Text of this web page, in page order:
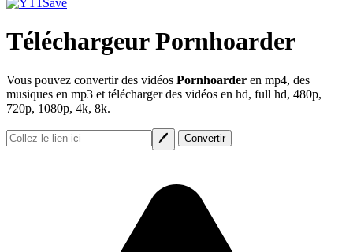
Téléchargeur Pornhoarder
Vous pouvez convertir des vidéos Pornhoarder en mp4, des
musiques en mp3 et télécharger des vidéos en hd, full hd, 480p,
720p, 1080p, 4k, 8k.